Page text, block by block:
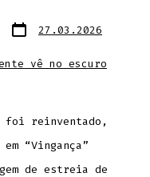
Data
do
27.03.2026
vê no escuro
foi reinventado,
“Vingança”
de estreia de